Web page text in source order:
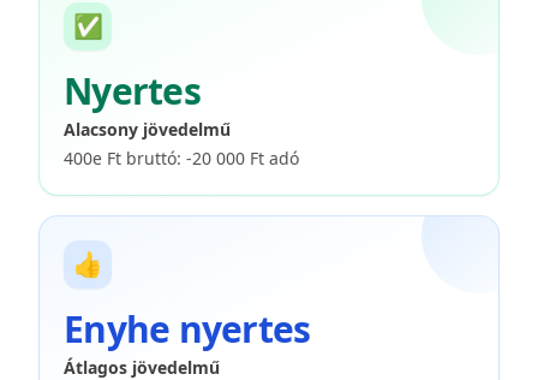
✅
Nyertes
Alacsony jövedelmű
400e Ft bruttó: -20 000 Ft adó
👍
Enyhe nyertes
Átlagos jövedelmű